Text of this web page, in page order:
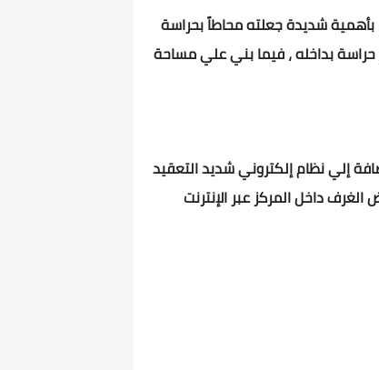
والمعروف بإسم ديلتاليس ، والمتواجد بداخل جبال الألب السويسرية بعمق يزيد عن 500 قدم ، بأهمية شديدة جعلته محاطاً بحراسة
حراسة بداخله ، فيما بني علي مساحة
إلي نظام إلكتروني شديد التعقيد
داخل المركز عبر الإنترنت